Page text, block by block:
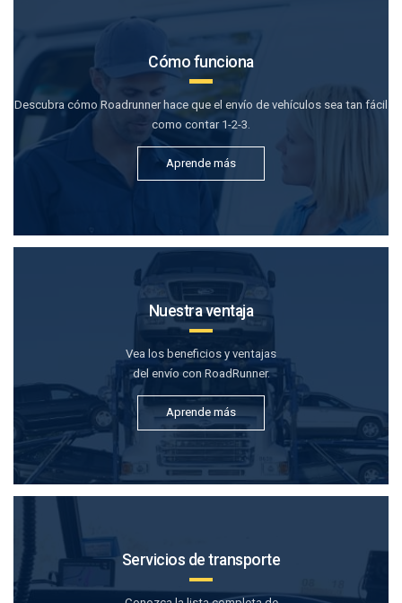
Cómo funciona
Descubra cómo Roadrunner hace que el envío de vehículos sea tan fácil
como contar 1-2-3.
Aprende más
Nuestra ventaja
Vea los beneficios y ventajas
del envío con RoadRunner.
Aprende más
Servicios de transporte